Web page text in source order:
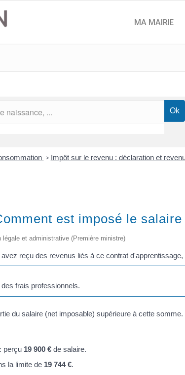
MA MAIRIE
> Impôt sur le revenu : déclaration et
est imposé le
et administrative (Première ministre)
reçu des revenus liés à ce contrat
desfrais professionnels.
du salaire (net imposable) supérieure à cette somme.
perçu 19 900 € de salaire.
la limite de 19 744 €.